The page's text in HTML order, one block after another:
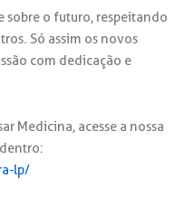
sobre o futuro, respeitando
Só assim os novos
com dedicação e
Medicina, acesse a nossa
lp/